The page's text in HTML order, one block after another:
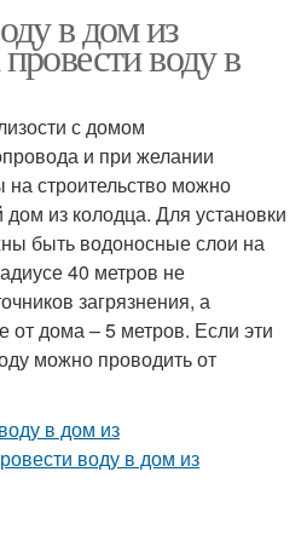
в дом из
воду в
с домом
и при желании
строительство можно
из колодца. Для установки
быть водоносные слои на
40 метров не
загрязнения, а
от дома – 5 метров. Если эти
можно проводить от